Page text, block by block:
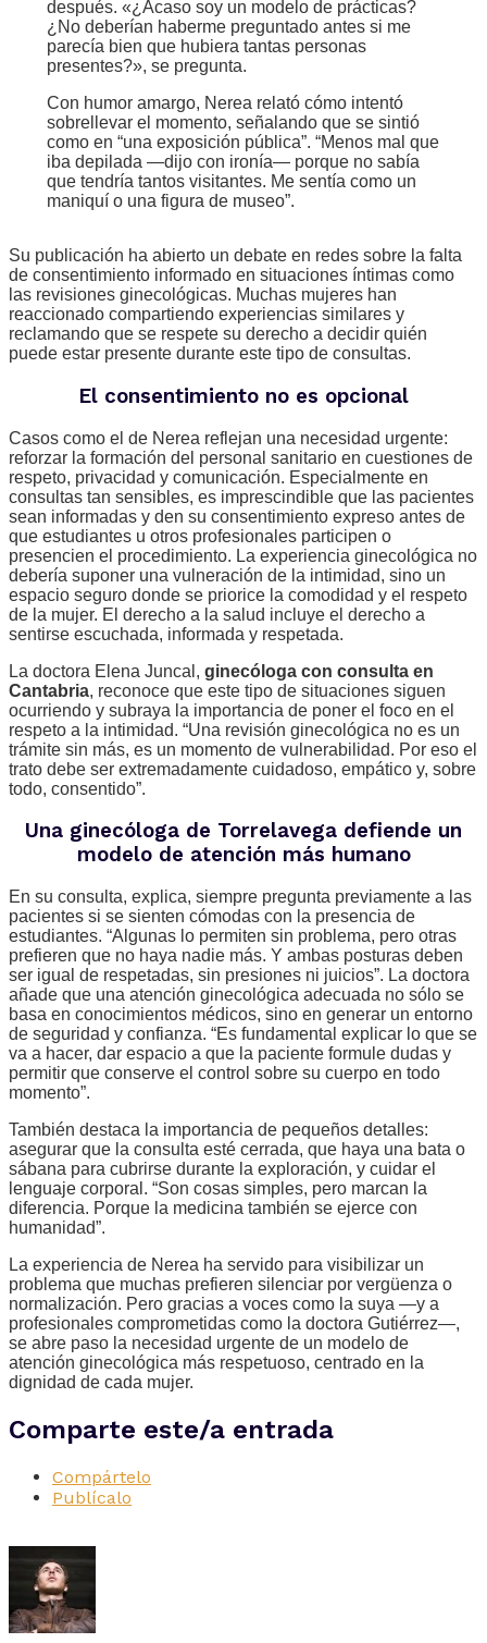
después. «¿Acaso soy un modelo de prácticas?
¿No deberían haberme preguntado antes si me
parecía bien que hubiera tantas personas
presentes?», se pregunta.
Con humor amargo, Nerea relató cómo intentó
sobrellevar el momento, señalando que se sintió
como en “una exposición pública”. “Menos mal que
iba depilada —dijo con ironía— porque no sabía
que tendría tantos visitantes. Me sentía como un
maniquí o una figura de museo”.
Su publicación ha abierto un debate en redes sobre la falta
de consentimiento informado en situaciones íntimas como
las revisiones ginecológicas. Muchas mujeres han
reaccionado compartiendo experiencias similares y
reclamando que se respete su derecho a decidir quién
puede estar presente durante este tipo de consultas.
El consentimiento no es opcional
Casos como el de Nerea reflejan una necesidad urgente:
reforzar la formación del personal sanitario en cuestiones de
respeto, privacidad y comunicación. Especialmente en
consultas tan sensibles, es imprescindible que las pacientes
sean informadas y den su consentimiento expreso antes de
que estudiantes u otros profesionales participen o
presencien el procedimiento. La experiencia ginecológica no
debería suponer una vulneración de la intimidad, sino un
espacio seguro donde se priorice la comodidad y el respeto
de la mujer. El derecho a la salud incluye el derecho a
sentirse escuchada, informada y respetada.
La doctora Elena Juncal, ginecóloga con consulta en
Cantabria, reconoce que este tipo de situaciones siguen
ocurriendo y subraya la importancia de poner el foco en el
respeto a la intimidad. “Una revisión ginecológica no es un
trámite sin más, es un momento de vulnerabilidad. Por eso el
trato debe ser extremadamente cuidadoso, empático y, sobre
todo, consentido”.
Una ginecóloga de Torrelavega defiende un
modelo de atención más humano
En su consulta, explica, siempre pregunta previamente a las
pacientes si se sienten cómodas con la presencia de
estudiantes. “Algunas lo permiten sin problema, pero otras
prefieren que no haya nadie más. Y ambas posturas deben
ser igual de respetadas, sin presiones ni juicios”. La doctora
añade que una atención ginecológica adecuada no sólo se
basa en conocimientos médicos, sino en generar un entorno
de seguridad y confianza. “Es fundamental explicar lo que se
va a hacer, dar espacio a que la paciente formule dudas y
permitir que conserve el control sobre su cuerpo en todo
momento”.
También destaca la importancia de pequeños detalles:
asegurar que la consulta esté cerrada, que haya una bata o
sábana para cubrirse durante la exploración, y cuidar el
lenguaje corporal. “Son cosas simples, pero marcan la
diferencia. Porque la medicina también se ejerce con
humanidad”.
La experiencia de Nerea ha servido para visibilizar un
problema que muchas prefieren silenciar por vergüenza o
normalización. Pero gracias a voces como la suya —y a
profesionales comprometidas como la doctora Gutiérrez—,
se abre paso la necesidad urgente de un modelo de
atención ginecológica más respetuoso, centrado en la
dignidad de cada mujer.
Comparte este/a entrada
Compártelo
Publícalo